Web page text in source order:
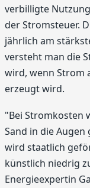
verbilligte
der Stromsteuer.
jährlich am
versteht man die
wird, wenn Strom
erzeugt wird.
"Bei Stromkosten
Sand in die
wird staatlich
künstlich niedrig
Energieexpertin